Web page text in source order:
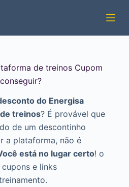
de treinos Cupom
do Energisa
treinos? É provável que
de um descontinho
a plataforma, não é
está no lugar certo! o
e links